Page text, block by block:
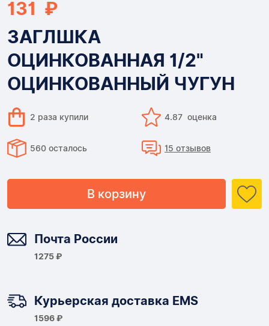
131 ₽
ЗАГЛШКА
ОЦИНКОВАННАЯ 1/2"
ОЦИНКОВАННЫЙ ЧУГУН
2 раза купили 4.87 оценка
560 осталось 15 отзывов
В корзину
Почта России
1275 ₽
Курьерская доставка EMS
1596 ₽